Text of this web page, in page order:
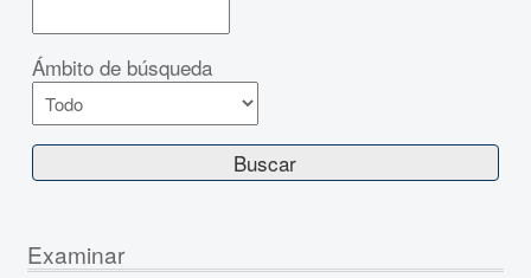
Ámbito de búsqueda
Examinar